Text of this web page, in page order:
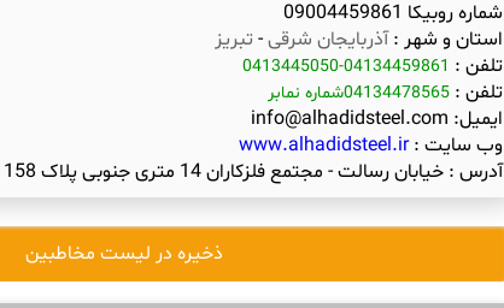
شماره روبیکا 09004459861
استان و شهر :آذربایجان شرقی- تبریز
تلفن : 04134459861-0413445050
تلفن :04134478565شماره نمابر
ایمیل: info@alhadidsteel.com
وب سایت :www.alhadidsteel.ir
آدرس :خیابان رسالت - مجتمع فلزکاران 14 متری جنوبی پلاک 158
ذخیره در لیست مخاطبین